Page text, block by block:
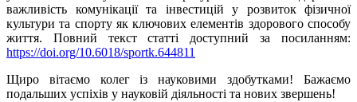
важливість комунікації та інвестицій у розвиток фізичної
культури та спорту як ключових елементів здорового способу
життя. Повний текст статті доступний за посиланням:
https://doi.org/10.6018/sportk.644811
Щиро вітаємо колег із науковими здобутками! Бажаємо
подальших успіхів у науковій діяльності та нових звершень!